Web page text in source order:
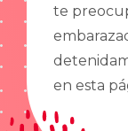
te
en esta